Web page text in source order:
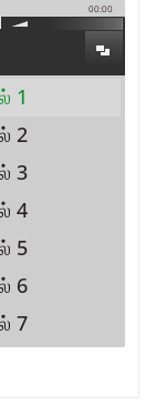
00:00
1
2
3
4
5
6
7